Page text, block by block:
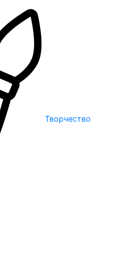
Творчество